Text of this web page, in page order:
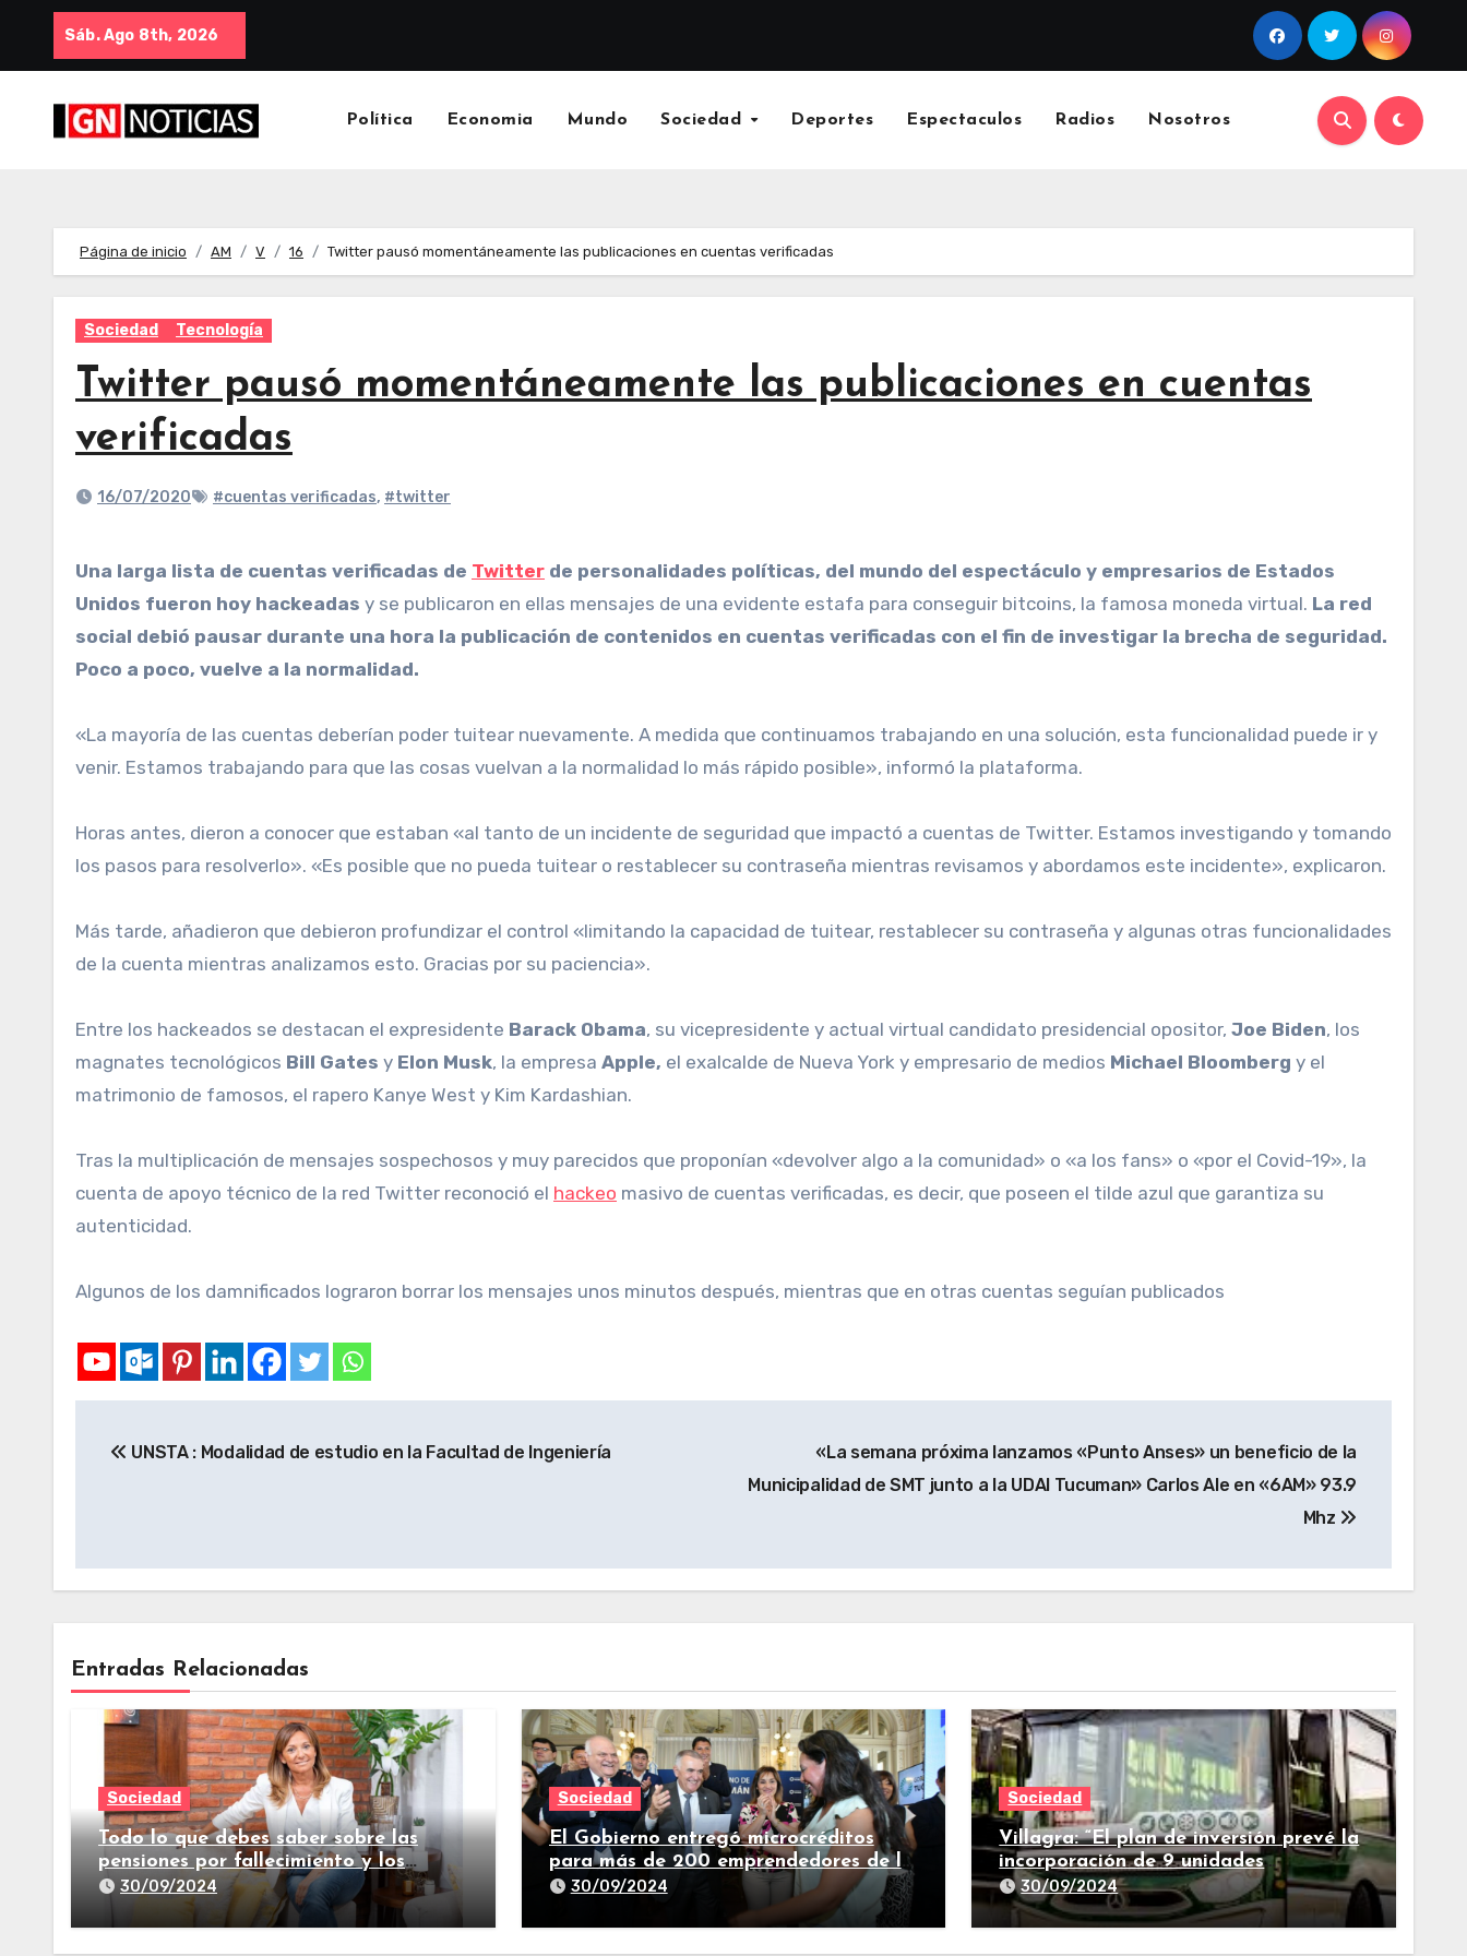
Sáb. Ago 8th, 2026
Política Economia Mundo Sociedad Deportes Espectaculos Radios Nosotros
Página de inicio AM V 16 Twitter pausó momentáneamente las publicaciones en cuentas verificadas
Sociedad Tecnología
Twitter pausó momentáneamente las publicaciones en cuentas
verificadas
16/07/2020 #cuentas verificadas, #twitter
Una larga lista de cuentas verificadas de Twitter de personalidades políticas, del mundo del espectáculo y empresarios de Estados
Unidos fueron hoy hackeadas y se publicaron en ellas mensajes de una evidente estafa para conseguir bitcoins, la famosa moneda virtual. La red
social debió pausar durante una hora la publicación de contenidos en cuentas verificadas con el fin de investigar la brecha de seguridad.
Poco a poco, vuelve a la normalidad.
«La mayoría de las cuentas deberían poder tuitear nuevamente. A medida que continuamos trabajando en una solución, esta funcionalidad puede ir y
venir. Estamos trabajando para que las cosas vuelvan a la normalidad lo más rápido posible», informó la plataforma.
Horas antes, dieron a conocer que estaban «al tanto de un incidente de seguridad que impactó a cuentas de Twitter. Estamos investigando y tomando
los pasos para resolverlo». «Es posible que no pueda tuitear o restablecer su contraseña mientras revisamos y abordamos este incidente», explicaron.
Más tarde, añadieron que debieron profundizar el control «limitando la capacidad de tuitear, restablecer su contraseña y algunas otras funcionalidades
de la cuenta mientras analizamos esto. Gracias por su paciencia».
Entre los hackeados se destacan el expresidente Barack Obama, su vicepresidente y actual virtual candidato presidencial opositor, Joe Biden, los
magnates tecnológicos Bill Gates y Elon Musk, la empresa Apple, el exalcalde de Nueva York y empresario de medios Michael Bloomberg y el
matrimonio de famosos, el rapero Kanye West y Kim Kardashian.
Tras la multiplicación de mensajes sospechosos y muy parecidos que proponían «devolver algo a la comunidad» o «a los fans» o «por el Covid-19», la
cuenta de apoyo técnico de la red Twitter reconoció el hackeo masivo de cuentas verificadas, es decir, que poseen el tilde azul que garantiza su
autenticidad.
Algunos de los damnificados lograron borrar los mensajes unos minutos después, mientras que en otras cuentas seguían publicados
UNSTA : Modalidad de estudio en la Facultad de Ingeniería
«La semana próxima lanzamos «Punto Anses» un beneficio de la
Municipalidad de SMT junto a la UDAI Tucuman» Carlos Ale en «6AM» 93.9
Mhz
Entradas Relacionadas
Sociedad
Todo lo que debes saber sobre las
pensiones por fallecimiento y los
seguros de vida
30/09/2024
Sociedad
El Gobierno entregó microcréditos
para más de 200 emprendedores de la
provincia
30/09/2024
Sociedad
Villagra: “El plan de inversión prevé la
incorporación de 9 unidades
adicionales para 2025″
30/09/2024